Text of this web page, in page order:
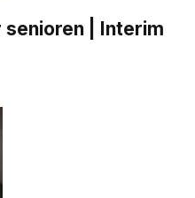
| Interim